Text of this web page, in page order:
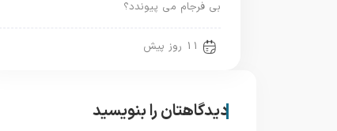
بی فرجام می پیوندد؟
11 روز پیش
دیدگاهتان را بنویسید